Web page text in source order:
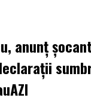
anunț